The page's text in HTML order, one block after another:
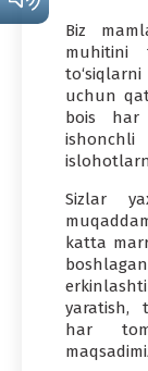
Biz
muhitini
uchun
bois har
Sizlar
katta
yaratish,
har